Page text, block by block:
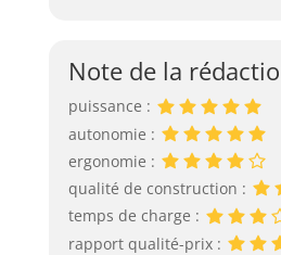
Note de la
puissance :
autonomie :
ergonomie :
qualité de construction :
temps de charge :
rapport qualité-prix :